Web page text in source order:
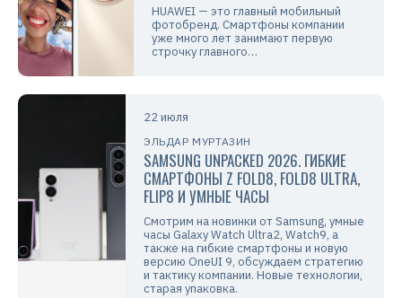
HUAWEI — это главный мобильный
фотобренд. Смартфоны компании
уже много лет занимают первую
строчку главного…
22 июля
ЭЛЬДАР МУРТАЗИН
SAMSUNG UNPACKED 2026. ГИБКИЕ
СМАРТФОНЫ Z FOLD8, FOLD8 ULTRA,
FLIP8 И УМНЫЕ ЧАСЫ
Смотрим на новинки от Samsung, умные
часы Galaxy Watch Ultra2, Watch9, а
также на гибкие смартфоны и новую
версию OneUI 9, обсуждаем стратегию
и тактику компании. Новые технологии,
старая упаковка.